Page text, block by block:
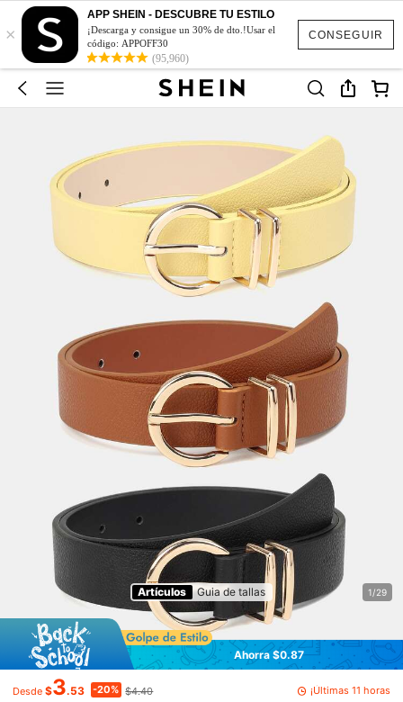
CONSEGUIR
×
APP SHEIN - DESCUBRE TU ESTILO
¡Descarga y consigue un 30% de dto.!Usar el
código: APPOFF30
(95,960)
Artículos Guia de tallas 1/29
Ahorra $0.87
Desde $3.53 -20% $4.40 ¡Últimas 11 horas